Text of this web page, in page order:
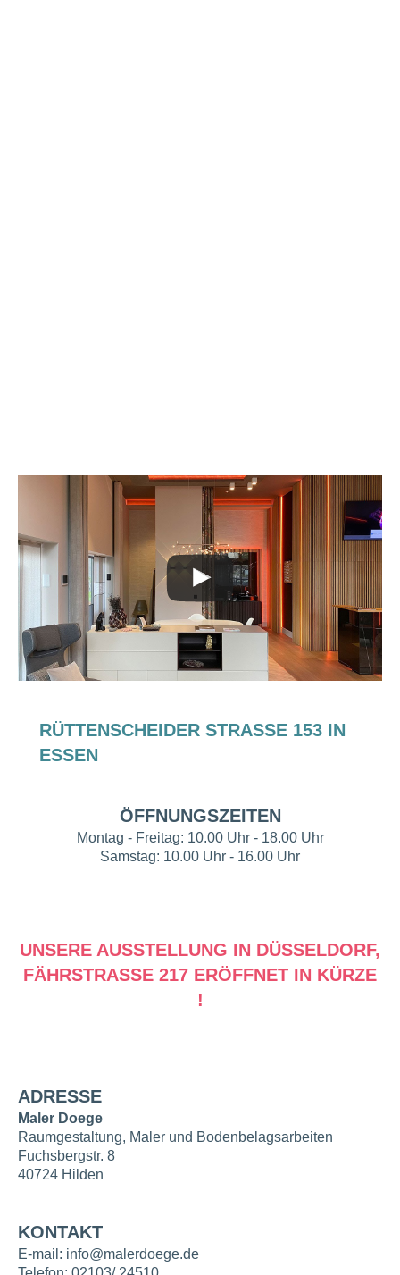
RÜTTENSCHEIDER STRASSE 153 IN E
SSEN
ÖFFNUNGSZEITEN
Montag - Freitag: 10.00 Uhr - 18.00 Uhr
Samstag: 10.00 Uhr - 16.00 Uhr
UNSERE AUSSTELLUNG IN DÜSSELDORF,
FÄHRSTRASSE 217 ERÖFFNET IN KÜRZE !
ADRESSE
Maler Doege
Raumgestaltung, Maler und Bodenbelagsarbeiten
Fuchsbergstr. 8
40724 Hilden
KONTAKT
E-mail: info@malerdoege.de